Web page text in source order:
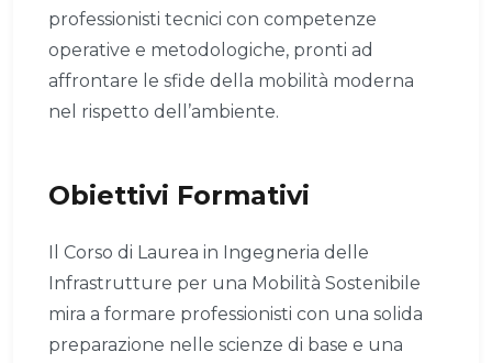
professionisti tecnici con competenze
operative e metodologiche, pronti ad
affrontare le sfide della mobilità moderna
nel rispetto dell’ambiente.
Obiettivi Formativi
Il Corso di Laurea in Ingegneria delle
Infrastrutture per una Mobilità Sostenibile
mira a formare professionisti con una solida
preparazione nelle scienze di base e una